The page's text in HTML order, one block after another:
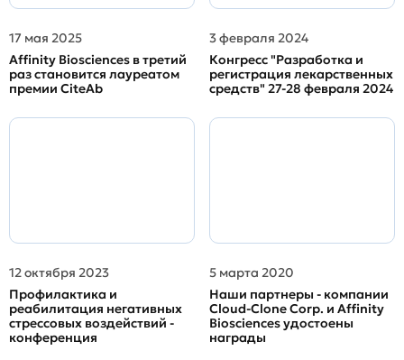
17 мая 2025
Affinity Biosciences в третий
раз становится лауреатом
премии CiteAb
3 февраля 2024
Конгресс "Разработка и
регистрация лекарственных
средств" 27-28 февраля 2024
12 октября 2023
Профилактика и
реабилитация негативных
стрессовых воздействий -
конференция
5 марта 2020
Наши партнеры - компании
Cloud-Clone Corp. и Affinity
Biosciences удостоены
награды